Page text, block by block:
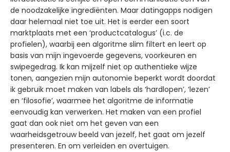
de noodzakelijke ingrediënten. Maar datingapps nodigen
daar helemaal niet toe uit. Het is eerder een soort
marktplaats met een ‘productcatalogus’ (i.c. de
profielen), waarbij een algoritme slim filtert en leert op
basis van mijn ingevoerde gegevens, voorkeuren en
swipegedrag. Ik kan mijzelf niet op authentieke wijze
tonen, aangezien mijn autonomie beperkt wordt doordat
ik gebruik moet maken van labels als ‘hardlopen’, ‘lezen’
en ‘filosofie’, waarmee het algoritme de informatie
eenvoudig kan verwerken. Het maken van een profiel
gaat dan ook niet om het geven van een
waarheidsgetrouw beeld van jezelf, het gaat om jezelf
presenteren. En om verleiden en overtuigen.